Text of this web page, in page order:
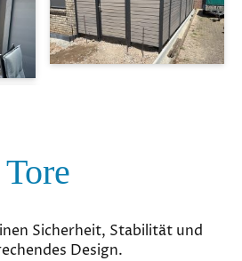
Tore
Sicherheit, Stabilität und
Design.